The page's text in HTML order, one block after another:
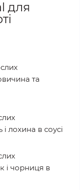
для
та
лохина в соусі
і чорниця в